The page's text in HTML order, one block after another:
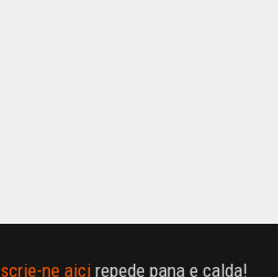
scrie-ne aicirepede pana e calda!